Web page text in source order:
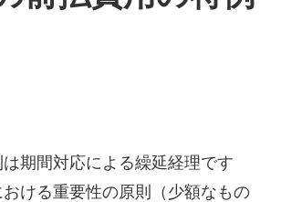
期間対応による繰延経理です
ける重要性の原則（少額なもの